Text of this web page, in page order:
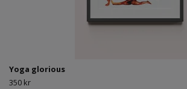
Yoga glorious
350 kr